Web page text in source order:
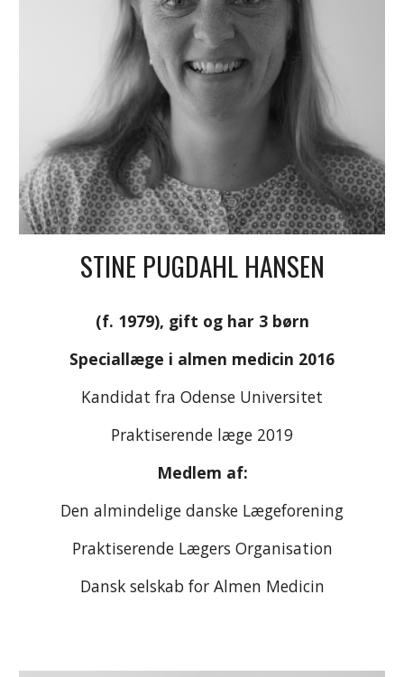
STINE PUGDAHL HANSEN
(f. 1979), gift og har 3 børn
Speciallæge i almen medicin 2016
Kandidat fra Odense Universitet
Praktiserende læge 2019
Medlem af:
Den almindelige danske Lægeforening
Praktiserende Lægers Organisation
Dansk selskab for Almen Medicin